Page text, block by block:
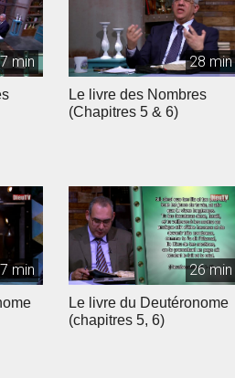
min 28 min
Le livre des Nombres
(Chapitres 5 & 6)
min 26 min
Le livre du Deutéronome
(chapitres 5, 6)